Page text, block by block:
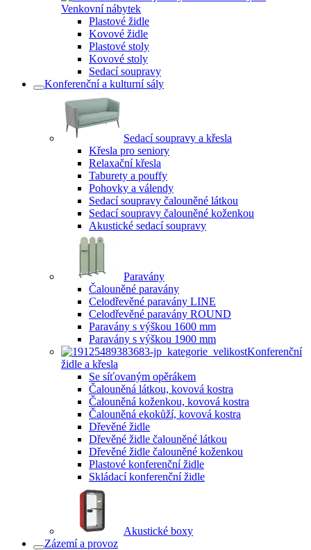
Venkovní nábytek
Plastové židle
Kovové židle
Plastové stoly
Kovové stoly
Sedací soupravy
Konferenční a kulturní sály
Sedací soupravy a křesla
Křesla pro seniory
Relaxační křesla
Taburety a pouffy
Pohovky a válendy
Sedací soupravy čalouněné látkou
Sedací soupravy čalouněné koženkou
Akustické sedací soupravy
Paravány
Čalouněné paravány
Celodřevěné paravány LINE
Celodřevěné paravány ROUND
Paravány s výškou 1600 mm
Paravány s výškou 1900 mm
Konferenční
židle a křesla
Se síťovaným opěrákem
Čalouněná látkou, kovová kostra
Čalouněná koženkou, kovová kostra
Čalouněná ekokůží, kovová kostra
Dřevěné židle
Dřevěné židle čalouněné látkou
Dřevěné židle čalouněné koženkou
Plastové konferenční židle
Skládací konferenční židle
Akustické boxy
Zázemí a provoz